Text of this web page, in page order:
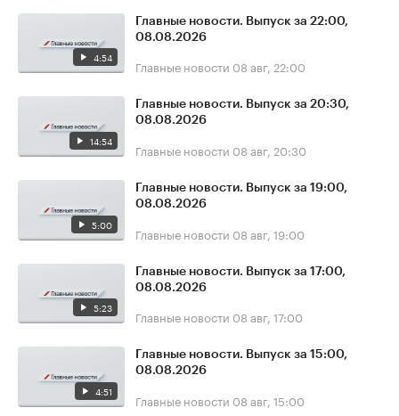
4:54
Главные новости. Выпуск за 22:00,
08.08.2026
Главные новости 08 авг, 22:00
14:54
Главные новости. Выпуск за 20:30,
08.08.2026
Главные новости 08 авг, 20:30
5:00
Главные новости. Выпуск за 19:00,
08.08.2026
Главные новости 08 авг, 19:00
5:23
Главные новости. Выпуск за 17:00,
08.08.2026
Главные новости 08 авг, 17:00
4:51
Главные новости. Выпуск за 15:00,
08.08.2026
Главные новости 08 авг, 15:00